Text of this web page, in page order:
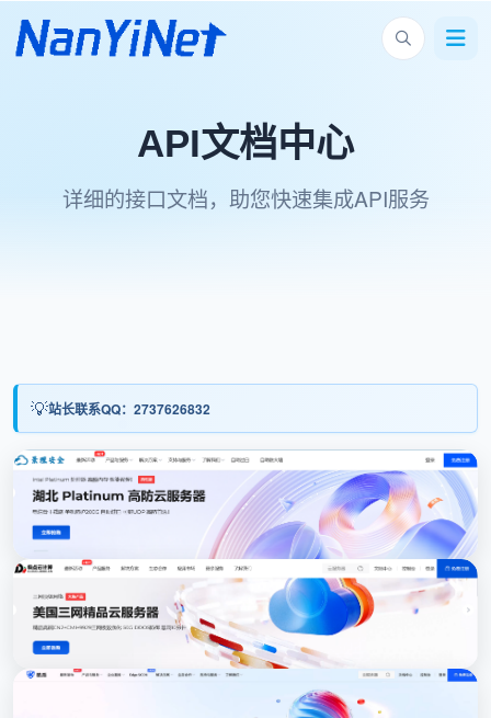
API文档中心
详细的接口文档，助您快速集成API服务
站长联系QQ：2737626832